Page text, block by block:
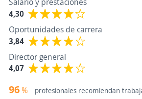
4,30
Oportunidades de carrera
3,84
Director general
4,07
96% profesionales recomiendan